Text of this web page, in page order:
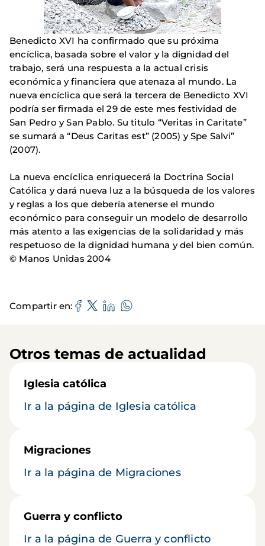
Benedicto XVI ha confirmado que su próxima
encíclica, basada sobre el valor y la dignidad del
trabajo, será una respuesta a la actual crisis
económica y financiera que atenaza al mundo. La
nueva encíclica que será la tercera de Benedicto XVI
podría ser firmada el 29 de este mes festividad de
San Pedro y San Pablo. Su titulo “Veritas in Caritate”
se sumará a “Deus Caritas est” (2005) y Spe Salvi”
(2007).
La nueva encíclica enriquecerá la Doctrina Social
Católica y dará nueva luz a la búsqueda de los valores
y reglas a los que debería atenerse el mundo
económico para conseguir un modelo de desarrollo
más atento a las exigencias de la solidaridad y más
respetuoso de la dignidad humana y del bien común.
© Manos Unidas 2004
Compartir en
Otros temas de actualidad
Iglesia católica
Ir a la página de Iglesia católica
Migraciones
Ir a la página de Migraciones
Guerra y conflicto
Ir a la página de Guerra y conflicto